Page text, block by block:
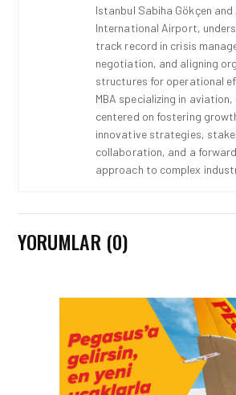
Istanbul Sabiha Gökçen
International Airport,
track record in crisis
negotiation, and aligning
structures for operational
MBA specializing in
centered on fostering
innovative strategies,
collaboration, and a
approach to complex
YORUMLAR (0)
HAVAALANI • 05
İSTANBUL
YARDIMCISI
DINKIRCI’DEN
KULESI’NE